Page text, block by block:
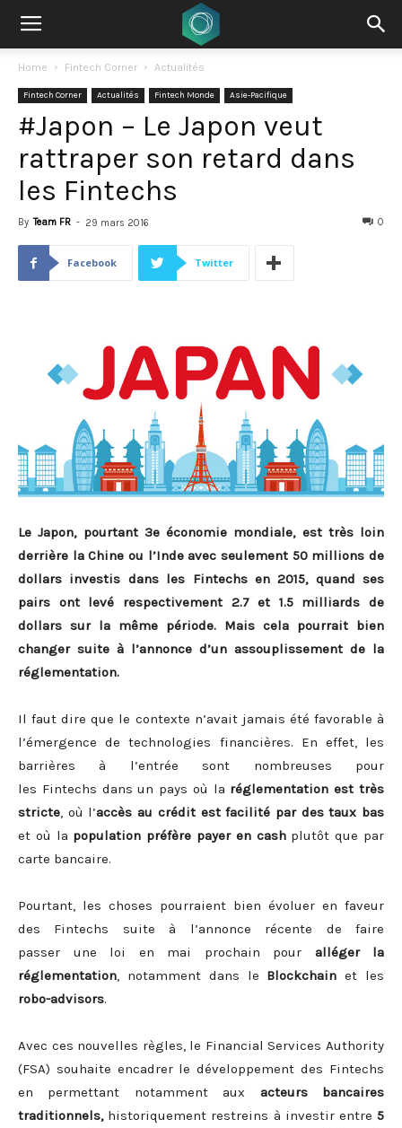
Home Fintech Corner Actualités
Fintech Corner Actualités Fintech Monde Asie-Pacifique
#Japon – Le Japon veut
rattraper son retard dans
les Fintechs
By Team FR - 29 mars 2016 0
Facebook Twitter
Le Japon, pourtant 3e économie mondiale, est très loin
derrière la Chine ou l’Inde avec seulement 50 millions de
dollars investis dans les Fintechs en 2015, quand ses
pairs ont levé respectivement 2.7 et 1.5 milliards de
dollars sur la même période. Mais cela pourrait bien
changer suite à l’annonce d’un assouplissement de la
réglementation.
Il faut dire que le contexte n’avait jamais été favorable à
l’émergence de technologies financières. En effet, les
barrières à l’entrée sont nombreuses pour
les Fintechs dans un pays où la réglementation est très
stricte, où l’accès au crédit est facilité par des taux bas
et où la population préfère payer en cashplutôt que par
carte bancaire.
Pourtant, les choses pourraient bien évoluer en faveur
des Fintechs suite à l’annonce récente de faire
passer une loi en mai prochain pour alléger la
réglementation, notamment dans le Blockchain et les
robo-advisors.
Avec ces nouvelles règles, le Financial Services Authority
(FSA) souhaite encadrer le développement des Fintechs
en permettant notamment aux acteurs bancaires
traditionnels, historiquement restreins à investir entre 5